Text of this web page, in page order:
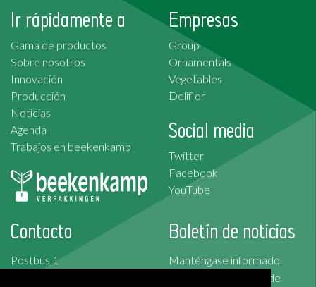
Ir rápidamente a
Gama de productos
Sobre nosotros
Innovación
Producción
Noticias
Agenda
Trabajos en beekenkamp
Empresas
Group
Ornamentals
Vegetables
Deliflor
Social media
Twitter
Facebook
YouTube
Contacto
Postbus 1
Boletín de noticias
Manténgase informado.
Suscríbase al boletín de